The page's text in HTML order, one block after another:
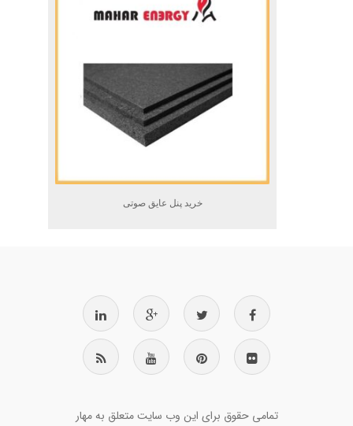
خرید پنل عایق صوتی
تمامی حقوق برای این وب سایت متعلق به مهار